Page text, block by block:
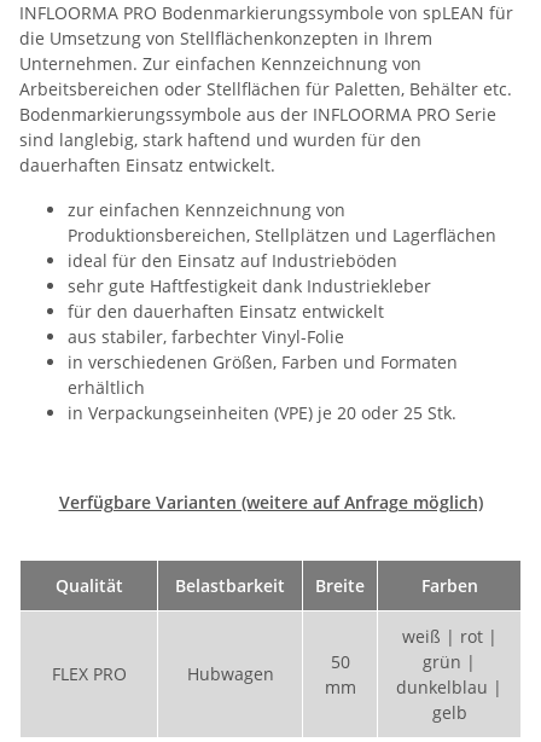
INFLOORMA PRO Bodenmarkierungssymbole von spLEAN für
die Umsetzung von Stellflächenkonzepten in Ihrem
Unternehmen. Zur einfachen Kennzeichnung von
Arbeitsbereichen oder Stellflächen für Paletten, Behälter etc.
Bodenmarkierungssymbole aus der INFLOORMA PRO Serie
sind langlebig, stark haftend und wurden für den
dauerhaften Einsatz entwickelt.
zur einfachen Kennzeichnung von
Produktionsbereichen, Stellplätzen und Lagerflächen
ideal für den Einsatz auf Industrieböden
sehr gute Haftfestigkeit dank Industriekleber
für den dauerhaften Einsatz entwickelt
aus stabiler, farbechter Vinyl-Folie
in verschiedenen Größen, Farben und Formaten
erhältlich
in Verpackungseinheiten (VPE) je 20 oder 25 Stk.
Verfügbare Varianten (weitere auf Anfrage möglich)
Qualität Belastbarkeit Breite Farben
FLEX PRO Hubwagen
50
mm
weiß | rot |
grün |
dunkelblau |
gelb